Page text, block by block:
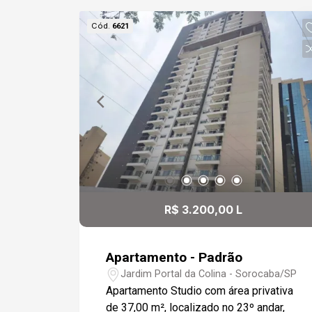
garagem e proporciona a praticidade de
um condomínio completo, que inclui
lavanderia, salão de festas, academia,
piscina, estacionamento para visitantes,
mercadinho e portaria.
Cód. 6621
R$ 3.200,00 L
Apartamento - Padrão
Jardim Portal da Colina - Sorocaba/SP
Apartamento Studio com área privativa
de 37,00 m², localizado no 23º andar,